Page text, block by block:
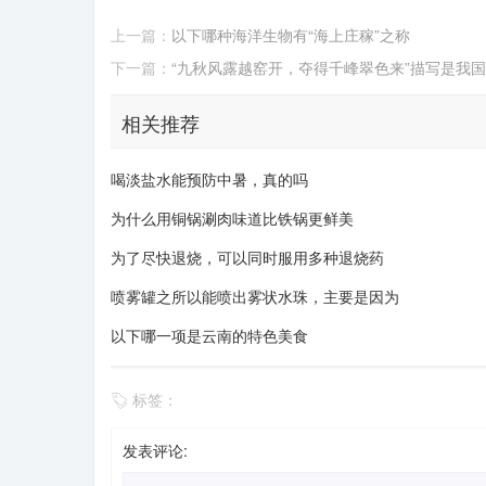
上一篇： 以下哪种海洋生物有“海上庄稼”之称
下一篇： “九秋风露越窑开，夺得千峰翠色来”描写是我
相关推荐
喝淡盐水能预防中暑，真的吗
为什么用铜锅涮肉味道比铁锅更鲜美
为了尽快退烧，可以同时服用多种退烧药
喷雾罐之所以能喷出雾状水珠，主要是因为
以下哪一项是云南的特色美食
标签：
发表评论: